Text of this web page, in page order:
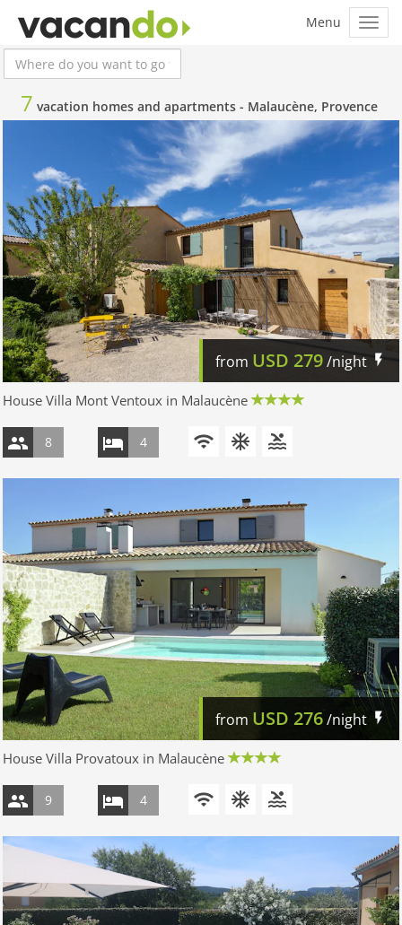
7 vacation homes and apartments - Malaucène, Provence
from USD 279/night
House Villa Mont Ventoux in Malaucène
8 4
from USD 276/night
House Villa Provatoux in Malaucène
9 4